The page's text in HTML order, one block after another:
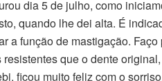
dia 5 de julho, como
quando lhe dei alta. É
a função de mastigação. Faço
que o dente
ficou muito feliz com o